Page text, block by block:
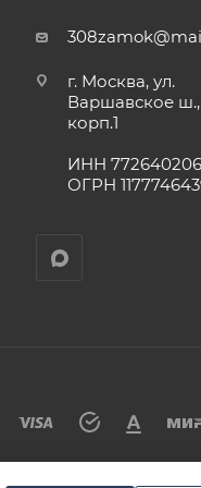
г. Москва, ул.
Варшавское ш.,
корп.1
ИНН
ОГРН